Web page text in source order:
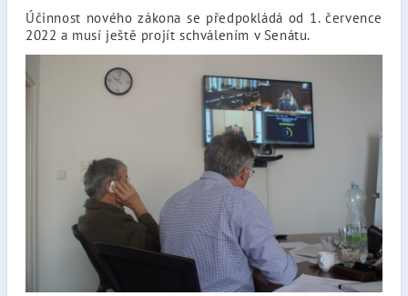
Účinnost nového zákona se předpokládá od 1. července
2022 a musí ještě projít schválením v Senátu.